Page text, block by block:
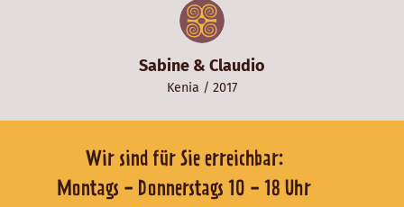
Sabine & Claudio
Kenia / 2017
Wir sind für Sie erreichbar:
Montags - Donnerstags 10 - 18 Uhr